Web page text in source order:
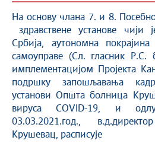
На основу члана 7. и 8.
здравствене установе чији
Србија, aутономна
самоуправе (Сл. гласник
имплементацијом Пројекта
подршку запошљавања
установи Oпшта болница
вируса COVID-19, и
03.03.2021.год.,
Крушевац, расписује